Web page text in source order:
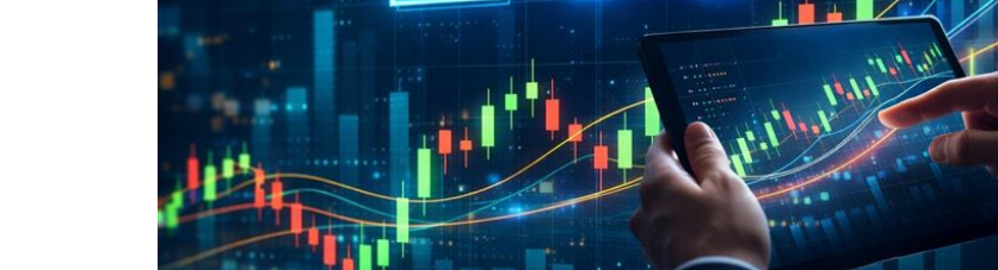
台彩父親節推新刮刮樂千萬頭獎超「爸」氣 12:00
「拍片人的多重宇宙」職涯論壇9/12登場！ 10:30
8國球員齊聚高雄 Formosa 7s掀足球熱潮 10:00
理想混蛋號召粉絲跨海追星吃美食！ 18:15